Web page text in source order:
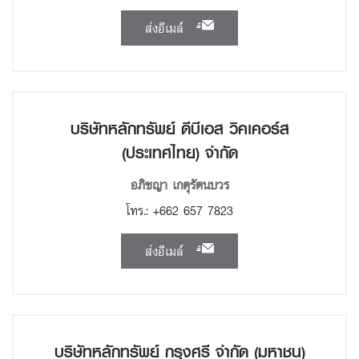
ส่งอีเมล์
บริษัทหลักทรัพย์ ดีบีเอส วิคเคอร์ส
(ประเทศไทย) จำกัด
อภิชญา เกตุรัตนบวร
โทร.: +662 657 7823
ส่งอีเมล์
บริษัทหลักทรัพย์ กรุงศรี จำกัด (มหาชน)